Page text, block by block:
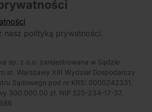
nasz polityką prywatności.
sp. z o.o. zarejestrowana w Sądzie
Warszawy XIII Wydział Gospodarczy
Sądowego pod nr KRS: 0000242331,
300.000,00 zł, NIP 525-234-17-37,